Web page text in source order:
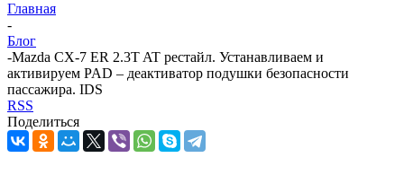
Главная
-
Блог
-Mazda CX-7 ER 2.3T AT рестайл. Устанавливаем и
активируем PAD – деактиватор подушки безопасности
пассажира. IDS
RSS
Поделиться